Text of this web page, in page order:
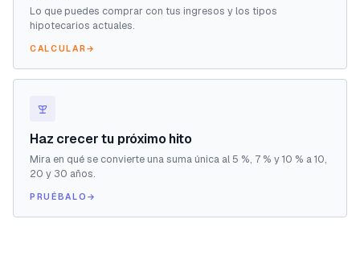
Lo que puedes comprar con tus ingresos y los tipos
hipotecarios actuales.
CALCULAR→
Haz crecer tu próximo hito
Mira en qué se convierte una suma única al 5 %, 7 % y 10 % a 10,
20 y 30 años.
PRUÉBALO →